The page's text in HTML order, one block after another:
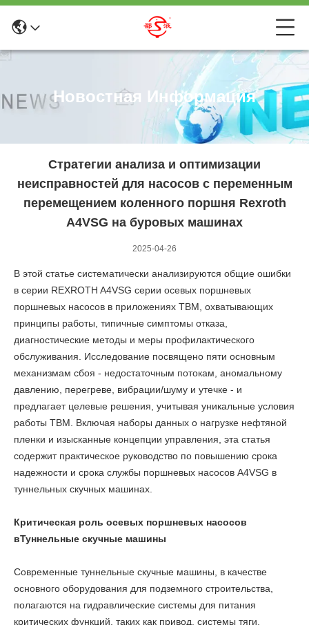
Новостная Информация
Стратегии анализа и оптимизации
неисправностей для насосов с переменным
перемещением коленного поршня Rexroth
A4VSG на буровых машинах
2025-04-26
В этой статье систематически анализируются общие ошибки
в серии REXROTH A4VSG серии осевых поршневых
поршневых насосов в приложениях TBM, охватывающих
принципы работы, типичные симптомы отказа,
диагностические методы и меры профилактического
обслуживания. Исследование посвящено пяти основным
механизмам сбоя - недостаточным потокам, аномальному
давлению, перегреве, вибрации/шуму и утечке - и
предлагает целевые решения, учитывая уникальные условия
работы TBM. Включая наборы данных о нагрузке нефтяной
пленки и изысканные концепции управления, эта статья
содержит практическое руководство по повышению срока
надежности и срока службы поршневых насосов A4VSG в
туннельных скучных машинах.
Критическая роль осевых поршневых насосов
вТуннельные скучные машины
Современные туннельные скучные машины, в качестве
основного оборудования для подземного строительства,
полагаются на гидравлические системы для питания
критических функций, таких как привод, системы тяги,